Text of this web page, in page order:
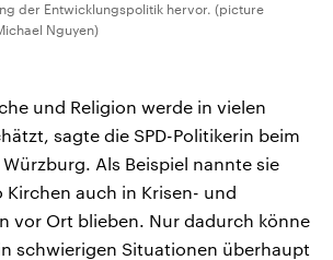
der Entwicklungspolitik hervor. (picture
Nguyen)
und Religion werde in vielen
sagte die SPD-Politikerin beim
Als Beispiel nannte sie
auch in Krisen- und
vor Ort blieben. Nur dadurch könne
schwierigen Situationen überhaupt